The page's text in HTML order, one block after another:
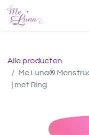
Alle producten
Me Luna®
| met Ring